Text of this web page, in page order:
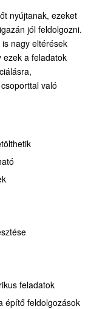
nyújtanak, ezeket
jól feldolgozni.
nagy eltérések
ezek a feladatok
való
feladatok
építő feldolgozások